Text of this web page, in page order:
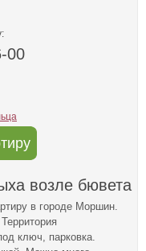
00
возле бювета
в городе Моршин.
ключ, парковка.